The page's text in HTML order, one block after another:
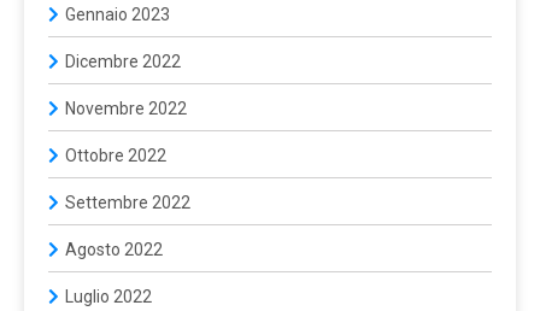
Gennaio 2023
Dicembre 2022
Novembre 2022
Ottobre 2022
Settembre 2022
Agosto 2022
Luglio 2022